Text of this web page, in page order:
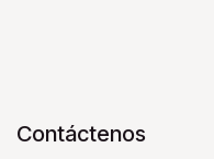
Contáctenos